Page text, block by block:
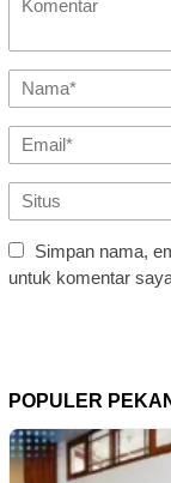
Simpan nama,
untuk komentar
POPULER